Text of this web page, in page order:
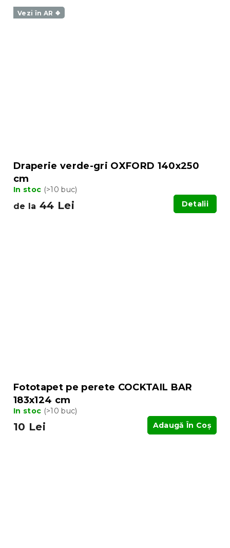
Vezi în AR ❖
Draperie verde-gri OXFORD 140x250
cm
In stoc (>10 buc)
de la 44 Lei Detalii
Fototapet pe perete COCKTAIL BAR
183x124 cm
In stoc (>10 buc)
10 Lei Adaugă În Coş